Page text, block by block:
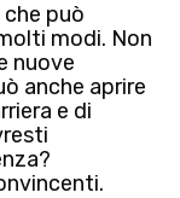
che può
modi. Non
nuove
anche aprire
e di